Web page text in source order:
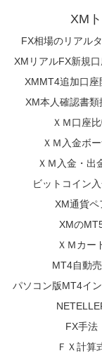
XM
FX相場のリアル
XMリアルFX新規
XMMT4追加口座
XM本人確認書類
ＸＭ口座
ＸＭ入金ボ
ＸＭ入金・出
ビットコイン
XM通貨ペ
XMの
ＸＭカー
MT4自動
パソコン版MT4イ
FX手法
ＦＸ計算